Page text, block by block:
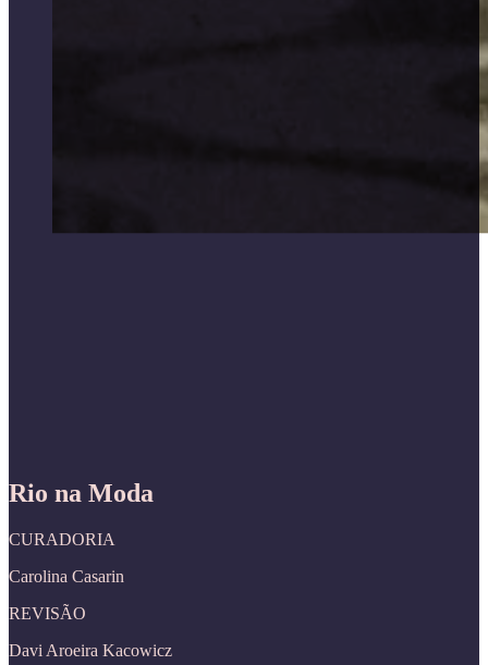
Rio na Moda
CURADORIA
Carolina Casarin
REVISÃO
Davi Aroeira Kacowicz